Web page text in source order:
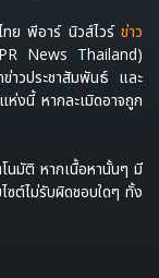
ย พีอาร์ นิวส์ไวร์ ข่าว
News Thailand)
าวประชาสัมพันธ์ และ
ห่งนี้ หากละเมิดอาจถูก
นมัติ หากเนื้อหานั้นๆ มี
ซต์ไม่รับผิดชอบใดๆ ทั้ง